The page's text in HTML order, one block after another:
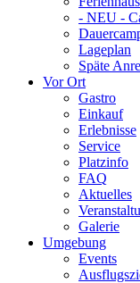
- NEU -
Lageplan
Späte
Vor Ort
Gastro
Einkauf
Erlebnisse
Service
Platzinfo
FAQ
Aktuelles
Galerie
Umgebung
Events